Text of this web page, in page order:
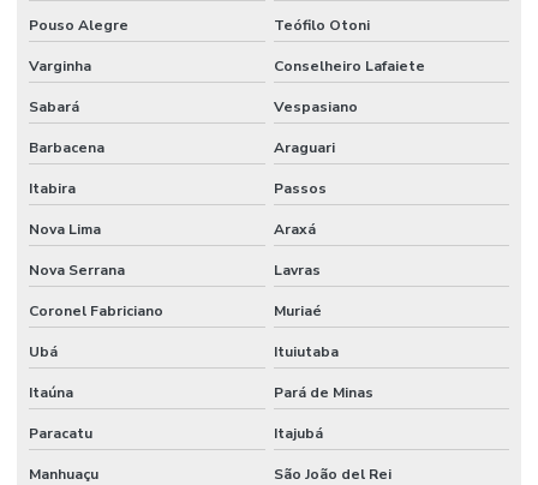
Pouso Alegre Teófilo Otoni
Varginha Conselheiro Lafaiete
Sabará Vespasiano
Barbacena Araguari
Itabira Passos
Nova Lima Araxá
Nova Serrana Lavras
Coronel Fabriciano Muriaé
Ubá Ituiutaba
Itaúna Pará de Minas
Paracatu Itajubá
Manhuaçu São João del Rei